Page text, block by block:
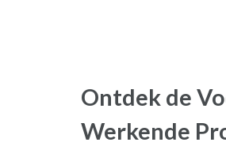
Ontdek de
Werkende